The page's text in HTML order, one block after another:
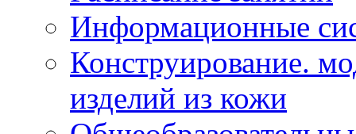
Информационные
Конструирование.
изделий из кожи